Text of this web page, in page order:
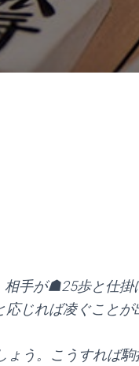
相手が☗25歩と仕
じれば凌ぐことが
う。こうすれば駒